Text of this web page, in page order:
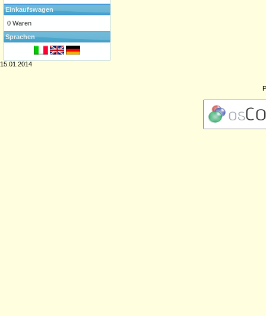
Einkaufswagen
0 Waren
Sprachen
15.01.2014